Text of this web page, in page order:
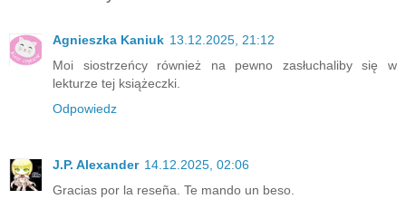
Agnieszka Kaniuk 13.12.2025, 21:12
Moi siostrzeńcy również na pewno zasłuchaliby się w
lekturze tej książeczki.
Odpowiedz
J.P. Alexander 14.12.2025, 02:06
Gracias por la reseña. Te mando un beso.